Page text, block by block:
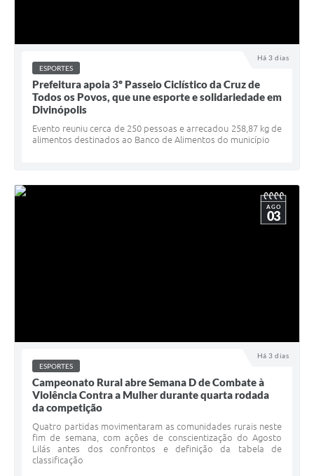
Há 3 dias
ESPORTES
Prefeitura apoia 3º Passeio Ciclístico da Cruz de
Todos os Povos, que une esporte e solidariedade em
Divinópolis
Evento reuniu cerca de 250 pessoas e arrecadou 258,87 kg de
alimentos destinados ao Banco de Alimentos do município
Há 3 dias
AGO
03
ESPORTES
Campeonato Rural abre Semana D de Combate à
Violência Contra a Mulher durante quarta rodada
da competição
Quatro partidas movimentaram as comunidades rurais neste
fim de semana, com ações de conscientização do Agosto
Lilás antes dos confrontos e definição da tabela de
classificação